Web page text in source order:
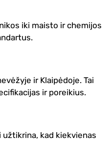
iki maisto ir chemijos
ir Klaipėdoje. Tai
ir poreikius.
kad kiekvienas